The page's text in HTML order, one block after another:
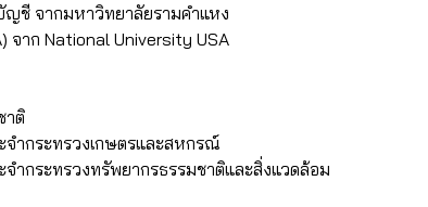
ชี จากมหาวิทยาลัยรามคำแหง
จาก National University USA
าติ
ำกระทรวงเกษตรและสหกรณ์
ำกระทรวงทรัพยากรธรรมชาติและสิ่งแวดล้อม